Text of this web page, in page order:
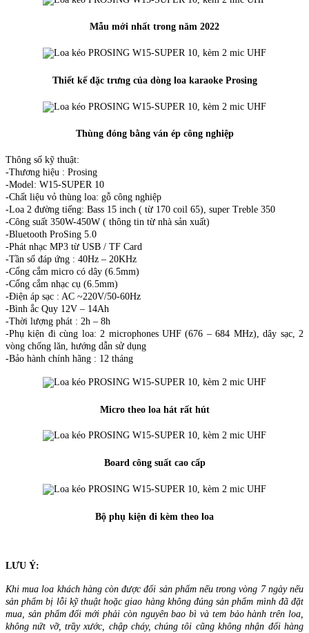
Mẫu mới nhất trong năm 2022
Thiết kế đặc trưng của dòng loa karaoke Prosing
Thùng đóng bằng ván ép công nghiệp
Thông số kỹ thuật:
-Thương hiệu : Prosing
-Model: W15-SUPER 10
-Chất liệu vỏ thùng loa: gỗ công nghiệp
-Loa 2 đường tiếng: Bass 15 inch ( từ 170 coil 65), super Treble 350
-Công suất 350W-450W ( thông tin từ nhà sản xuất)
-Bluetooth ProSing 5.0
-Phát nhạc MP3 từ USB / TF Card
-Tần số đáp ứng : 40Hz – 20KHz
-Cổng cắm micro có dây (6.5mm)
-Cổng cắm nhạc cụ (6.5mm)
-Điện áp sạc : AC ~220V/50-60Hz
-Bình ắc Quy 12V – 14Ah
-Thời lượng phát : 2h – 8h
-Phụ kiện đi cùng loa: 2 microphones UHF (676 – 684 MHz), dây sạc, 2
vòng chống lăn, hướng dẫn sử dụng
-Bảo hành chính hãng : 12 tháng
Micro theo loa hát rất hút
Board công suất cao cấp
Bộ phụ kiện đi kèm theo loa
LƯU Ý:
Khi mua loa khách hàng còn được đổi sản phẩm nếu trong vòng 7 ngày nếu
sản phẩm bị lỗi kỹ thuật hoặc giao hàng không đúng sản phẩm mình đã đặt
mua, sản phẩm đổi mới phải còn nguyên bao bì và tem bảo hành trên loa,
không nứt vỡ, trầy xước, chập cháy, chúng tôi cũng không nhận đổi hàng